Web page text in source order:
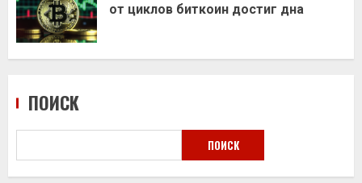
от циклов биткоин достиг дна
ПОИСК
ПОИСК